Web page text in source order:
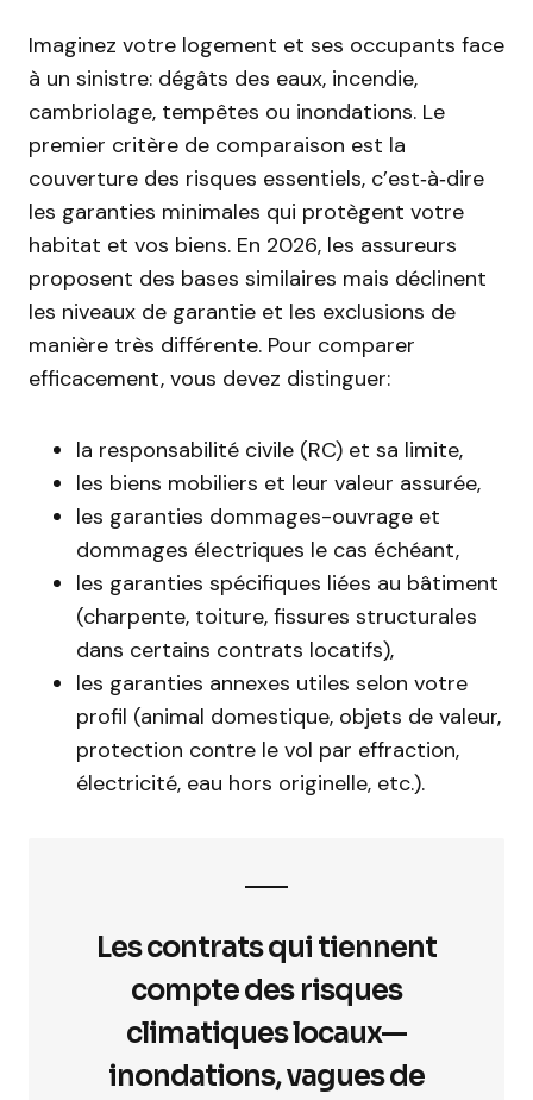
Imaginez votre logement et ses occupants face
à un sinistre: dégâts des eaux, incendie,
cambriolage, tempêtes ou inondations. Le
premier critère de comparaison est la
couverture des risques essentiels, c’est‑à‑dire
les garanties minimales qui protègent votre
habitat et vos biens. En 2026, les assureurs
proposent des bases similaires mais déclinent
les niveaux de garantie et les exclusions de
manière très différente. Pour comparer
efficacement, vous devez distinguer:
la responsabilité civile (RC) et sa limite,
les biens mobiliers et leur valeur assurée,
les garanties dommages-ouvrage et
dommages électriques le cas échéant,
les garanties spécifiques liées au bâtiment
(charpente, toiture, fissures structurales
dans certains contrats locatifs),
les garanties annexes utiles selon votre
profil (animal domestique, objets de valeur,
protection contre le vol par effraction,
électricité, eau hors originelle, etc.).
Les contrats qui tiennent
compte des risques
climatiques locaux—
inondations, vagues de